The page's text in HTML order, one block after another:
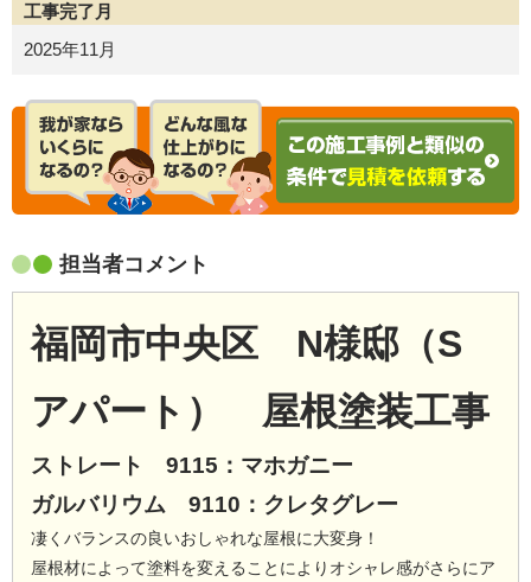
工事完了月
2025年11月
担当者コメント
福岡市中央区 N様邸（S
アパート） 屋根塗装工事
ストレート 9115：マホガニー
ガルバリウム 9110：クレタグレー
凄くバランスの良いおしゃれな屋根に大変身！
屋根材によって塗料を変えることによりオシャレ感がさらにア